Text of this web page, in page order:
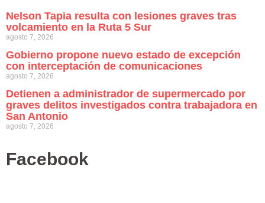
Nelson Tapia resulta con lesiones graves tras
volcamiento en la Ruta 5 Sur
agosto 7, 2026
Gobierno propone nuevo estado de excepción
con interceptación de comunicaciones
agosto 7, 2026
Detienen a administrador de supermercado por
graves delitos investigados contra trabajadora en
San Antonio
agosto 7, 2026
Facebook